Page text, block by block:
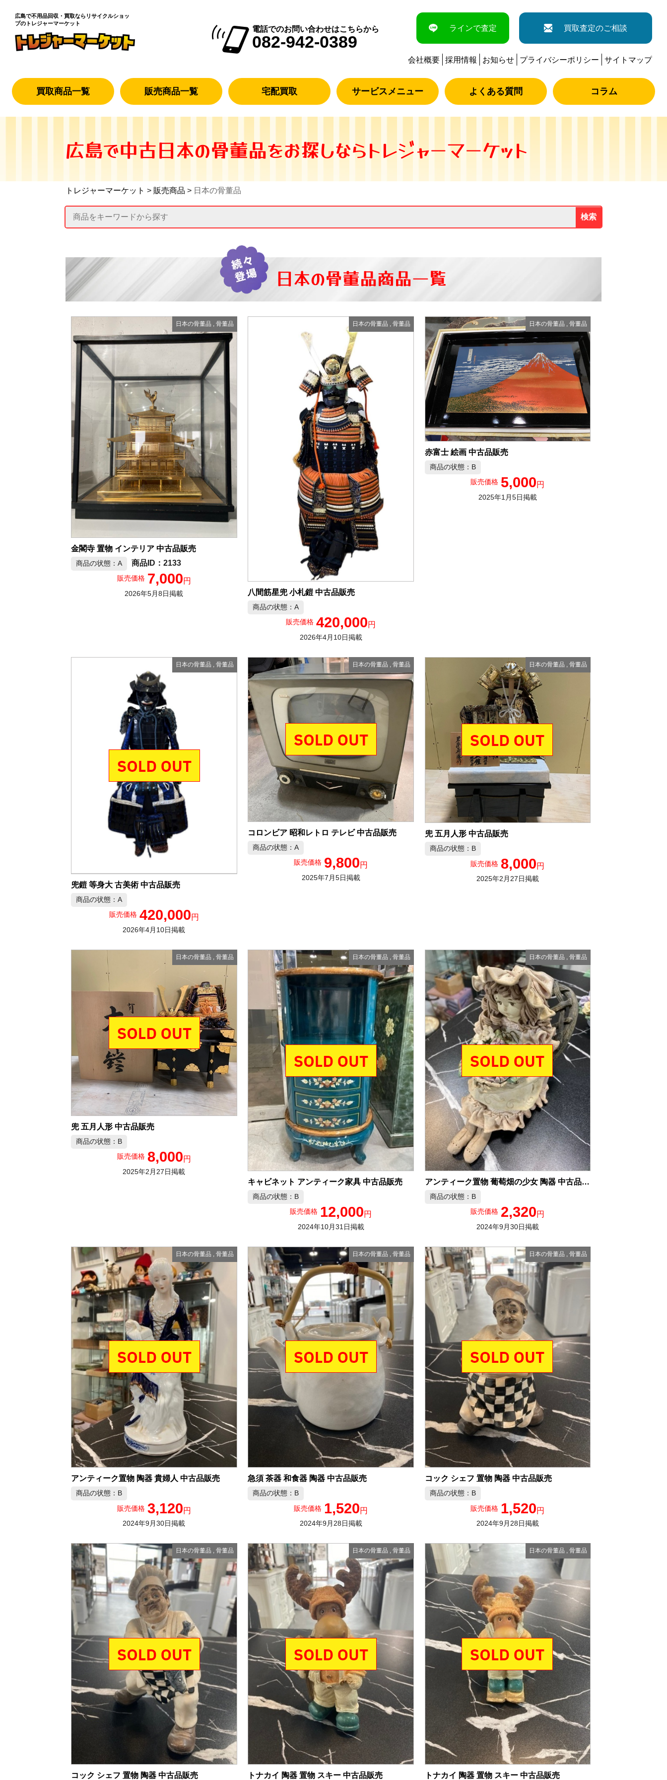
広島で不用品回収・買取なら リサイクルショッ
プのトレジャーマーケット
電話でのお問い合わせはこちらから
082-942-0389
ラインで査定 買取査定のご相談
会社概要 採用情報 お知らせ プライバシーポリシー サイトマップ
買取商品一覧 販売商品一覧 宅配買取 サービスメニュー よくある質問 コラム
広島で中古日本の骨董品をお探しならトレジャーマーケット
トレジャーマーケット > 販売商品 > 日本の骨董品
検索
日本の骨董品商品一覧
日本の骨董品 , 骨董品
金閣寺 置物 インテリア 中古品販売
商品の状態：A 2133
販売価格 7,000円
2026年5月8日掲載
日本の骨董品 , 骨董品
八間筋星兜 小札鎧 中古品販売
商品の状態：A
販売価格 420,000円
2026年4月10日掲載
日本の骨董品 ,骨董品
赤富士 絵画 中古品販売
商品の状態：B
販売価格 5,000円
2025年1月5日掲載
日本の骨董品 骨董品
兜鎧 等身大 古美術 中古品販売
商品の状態：A
販売価格 420,000円
2026年4月10日掲載
日本の骨董品 骨董品
コロンビア 昭和レトロ テレビ 中古品販売
商品の状態：A
販売価格 9,800円
2025年7月5日掲載
日本の骨董品 ,骨董品
兜 五月人形 中古品販売
商品の状態：B
販売価格 8,000円
2025年2月27日掲載
日本の骨董品 , 骨董品
兜 五月人形 中古品販売
商品の状態：B
販売価格 8,000円
2025年2月27日掲載
日本の骨董品 , 骨董品
キャビネット アンティーク家具 中古品販売
商品の状態：B
販売価格 12,000円
2024年10月31日掲載
日本の骨董品 ,骨董品
アンティーク置物 葡萄畑の少女 陶器 中古品販売
商品の状態：B
販売価格 2,320円
2024年9月30日掲載
日本の骨董品 骨董品
アンティーク置物 陶器 貴婦人 中古品販売
商品の状態：B
販売価格 3,120円
2024年9月30日掲載
日本の骨董品 骨董品
急須 茶器 和食器 陶器 中古品販売
商品の状態：B
販売価格 1,520円
2024年9月28日掲載
日本の骨董品 ,骨董品
コック シェフ 置物 陶器 中古品販売
商品の状態：B
販売価格 1,520円
2024年9月28日掲載
日本の骨董品 , 骨董品
コック シェフ 置物 陶器 中古品販売
日本の骨董品 , 骨董品
トナカイ 陶器 置物 スキー 中古品販売
日本の骨董品 ,骨董品
トナカイ 陶器 置物 スキー 中古品販売